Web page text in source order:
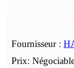
Fournisseur :
Prix: